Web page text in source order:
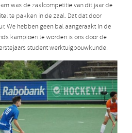
was de zaalcompetitie van dit jaar de
te pakken in de zaal. Dat dat door
We hebben geen bal aangeraakt in de
kampioen te worden is ons door de
student werktuigbouwkunde.